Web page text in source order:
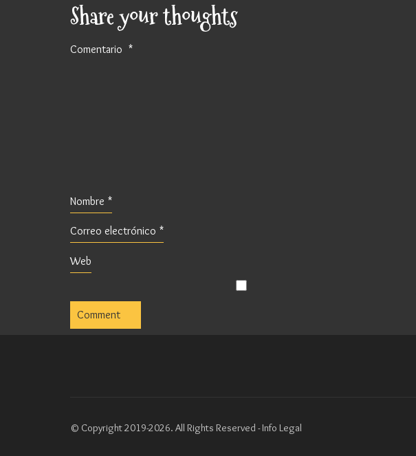
Share your thoughts
Comentario *
Nombre *
Correo electrónico *
Web
© Copyright 2019-2026. All Rights Reserved -Info Legal